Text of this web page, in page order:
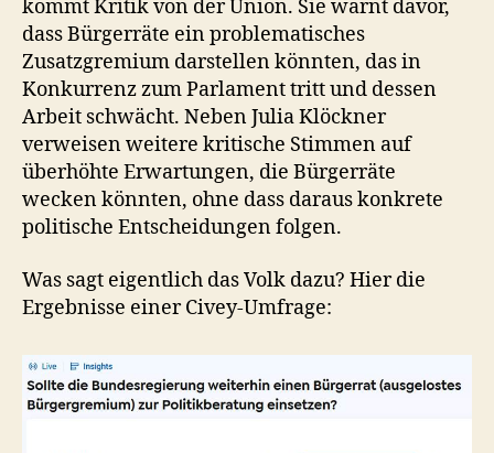
kommt Kritik von der Union. Sie warnt davor,
dass Bürgerräte ein problematisches
Zusatzgremium darstellen könnten, das in
Konkurrenz zum Parlament tritt und dessen
Arbeit schwächt. Neben Julia Klöckner
verweisen weitere kritische Stimmen auf
überhöhte Erwartungen, die Bürgerräte
wecken könnten, ohne dass daraus konkrete
politische Entscheidungen folgen.
Was sagt eigentlich das Volk dazu? Hier die
Ergebnisse einer Civey-Umfrage: